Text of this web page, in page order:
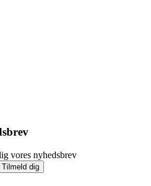
vores nyhedsbrev
Tilmeld dig